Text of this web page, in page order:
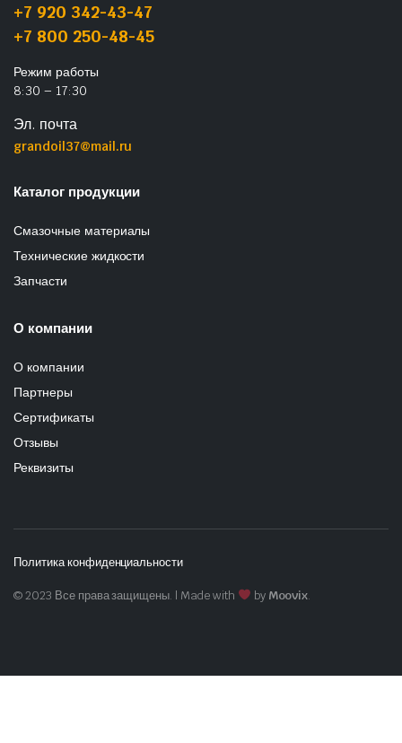
+7 920 342-43-47
+7 800 250-48-45
Режим работы
8:30 – 17:30
Эл. почта
grandoil37@mail.ru
Каталог продукции
Смазочные материалы
Технические жидкости
Запчасти
О компании
О компании
Партнеры
Сертификаты
Отзывы
Реквизиты
Политика конфиденциальности
© 2023 Все права защищены. | Made with by Moovix.